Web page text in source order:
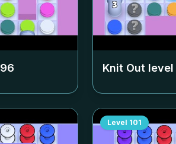
96 Knit Out level
Level 101